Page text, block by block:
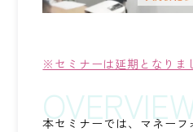
ワンストップ士業サポート
※セミナーは延期となりま
本セミナーでは、マネー